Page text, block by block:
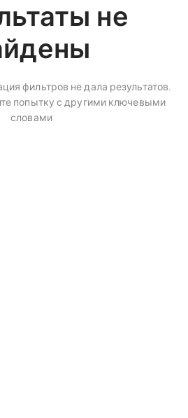
не
фильтров не дала результатов.
попытку с другими ключевыми
словами